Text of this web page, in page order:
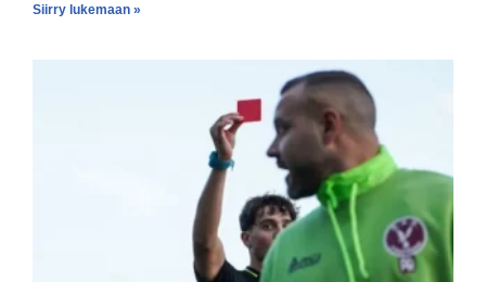
Siirry lukemaan »